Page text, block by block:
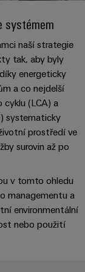
systémem
naší strategie
tak, aby byly
energeticky
a co nejdelší
(LCA) a
systematicky
prostředí ve
surovin až po
v tomto ohledu
managementu a
environmentální
nebo použití